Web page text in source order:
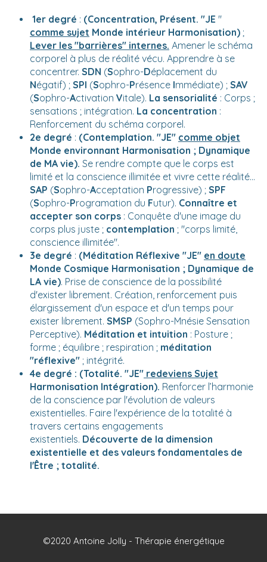
1er degré : (Concentration, Présent. "JE "
comme sujet Monde intérieur Harmonisation) ;
Lever les "barrières" internes. Amener le schéma
corporel à plus de réalité vécu. Apprendre à se
concentrer. SDN (Sophro-Déplacement du
Négatif) ; SPI (Sophro-Présence Immédiate) ; SAV
(Sophro-Activation Vitale). La sensorialité : Corps ;
sensations ; intégration. La concentration :
Renforcement du schéma corporel.
2e degré : (Contemplation. "JE" comme objet
Monde environnant Harmonisation ; Dynamique
de MA vie). Se rendre compte que le corps est
limité et la conscience illimitée et vivre cette réalité...
SAP (Sophro-Acceptation Progressive) ; SPF
(Sophro-Programation du Futur). Connaître et
accepter son corps : Conquête d'une image du
corps plus juste ; contemplation ; "corps limité,
conscience illimitée".
3e degré : (Méditation Réflexive "JE" en doute
Monde Cosmique Harmonisation ; Dynamique de
LA vie). Prise de conscience de la possibilité
d'exister librement. Création, renforcement puis
élargissement d'un espace et d'un temps pour
exister librement. SMSP (Sophro-Mnésie Sensation
Perceptive). Méditation et intuition : Posture ;
forme ; équilibre ; respiration ; méditation
"réflexive" ; intégrité.
4e degré : (Totalité. "JE" redeviens Sujet
Harmonisation Intégration). Renforcer l’harmonie
de la conscience par l'évolution de valeurs
existentielles. Faire l'expérience de la totalité à
travers certains engagements
existentiels. Découverte de la dimension
existentielle et des valeurs fondamentales de
l'Être ; totalité.
©2020 Antoine Jolly - Thérapie énergétique